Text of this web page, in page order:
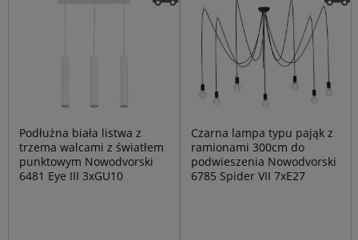
Podłużna biała listwa z
trzema walcami z światłem
punktowym Nowodvorski
6481 Eye III 3xGU10
Czarna lampa typu pająk z
ramionami 300cm do
podwieszenia Nowodvorski
6785 Spider VII 7xE27